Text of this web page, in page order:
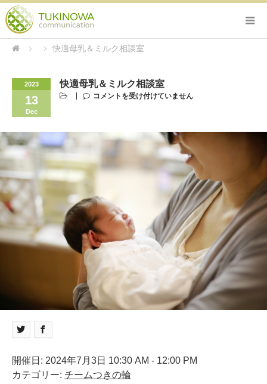
快適母乳＆ミルク相談室
2023
13
Dec
快適母乳＆ミルク相談室
コメントを受け付けていません
開催日: 2024年7月3日 10:30 AM - 12:00 PM
カテゴリー: チームつきの輪